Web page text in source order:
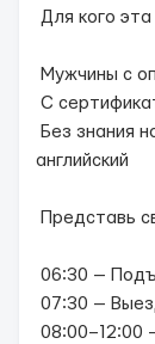
Для кого
Мужчины с
С
Без знания
английский
Представь
06:30 —
07:30 —
08:00–12:00